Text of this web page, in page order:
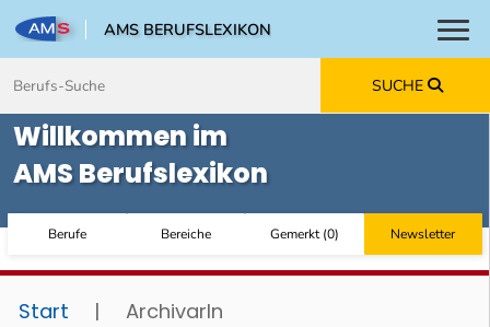
AMS BERUFSLEXIKON
SUCHE
Willkommen im
AMS Berufslexikon
Berufe Bereiche Gemerkt(0) Newsletter
Start | ArchivarIn